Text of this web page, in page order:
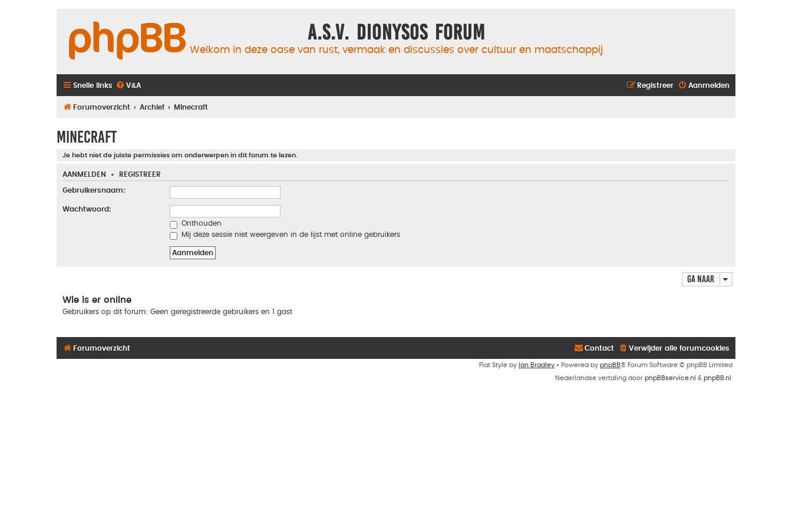
A.S.V. Dionysos Forum
Welkom in deze oase van rust, vermaak en discussies over cultuur en maatschappij
Snelle links V&A Aanmelden
Registreer
Forumoverzicht Archief Minecraft
Minecraft
Je hebt niet de juiste permissies om onderwerpen in dit forum te lezen.
AANMELDEN • REGISTREER
Gebruikersnaam:
Wachtwoord:
Onthouden
Mij deze sessie niet weergeven in de lijst met online gebruikers
Ga naar
Wie is er online
Gebruikers op dit forum: Geen geregistreerde gebruikers en 1 gast
Forumoverzicht Verwijder alle forumcookies
Contact
Flat Style by Ian Bradley • Powered by phpBB® Forum Software © phpBB Limited
Nederlandse vertaling door phpBBservice.nl & phpBB.nl